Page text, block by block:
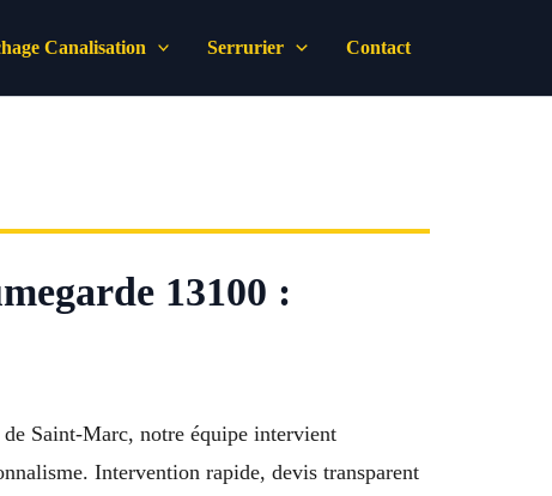
Canalisation Serrurier Contact
13100 :
Saint-Marc, notre équipe intervient
Intervention rapide, devis transparent